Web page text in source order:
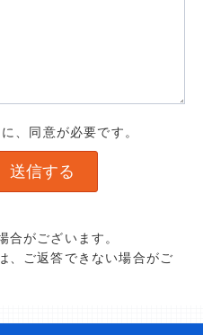
に、同意が必要です。
がございます。
、ご返答できない場合がご